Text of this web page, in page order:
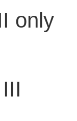
only